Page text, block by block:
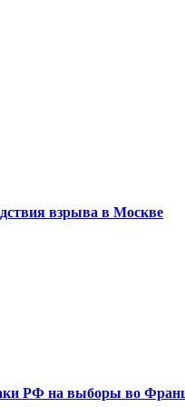
взрыва в Москве
РФ на выборы во